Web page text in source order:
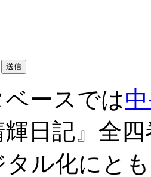
ースでは
日記』全
ル化にと